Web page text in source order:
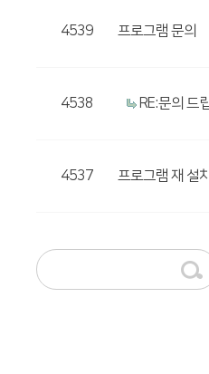
4539 프로그램 문의
4538 RE:문의 드
4537 프로그램 재 설